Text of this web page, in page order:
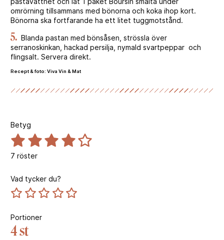
omrörning tillsammans med bönorna och koka ihop kort.
Bönorna ska fortfarande ha ett litet tuggmotstånd.
5. Blanda pastan med bönsåsen, strössla över
serranoskinkan, hackad persilja, nymald svartpeppar och
flingsalt. Servera direkt.
Recept & foto: Viva Vin & Mat
Betyg
7 röster
Vad tycker du?
Portioner
4 st